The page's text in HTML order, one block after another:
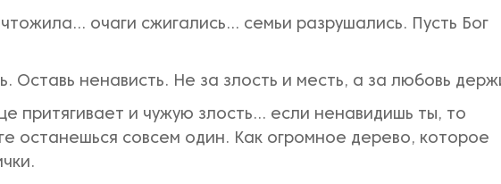
очаги сжигались... семьи разрушались. Пусть Бог
Оставь ненависть. Не за злость и месть, а за любовь
притягивает и чужую злость... если ненавидишь ты, то
останешься совсем один. Как огромное дерево, которое